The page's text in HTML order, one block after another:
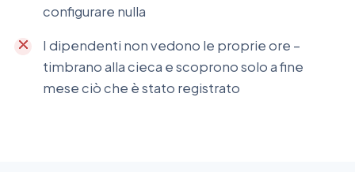
configurare nulla
I dipendenti non vedono le proprie ore –
timbrano alla cieca e scoprono solo a fine
mese ciò che è stato registrato